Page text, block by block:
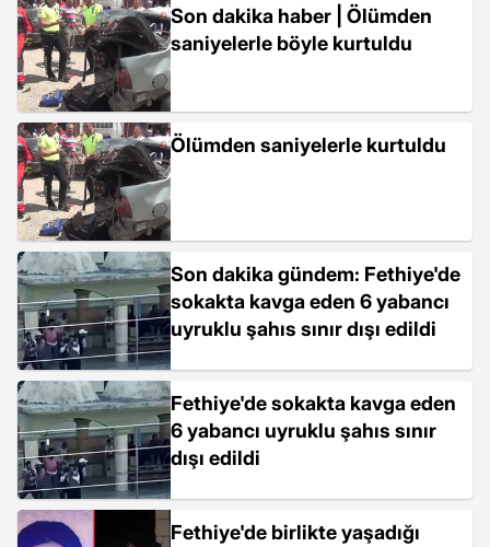
Son dakika haber | Ölümden
saniyelerle böyle kurtuldu
Ölümden saniyelerle kurtuldu
Son dakika gündem: Fethiye'de
sokakta kavga eden 6 yabancı
uyruklu şahıs sınır dışı edildi
Fethiye'de sokakta kavga eden
6 yabancı uyruklu şahıs sınır
dışı edildi
Fethiye'de birlikte yaşadığı